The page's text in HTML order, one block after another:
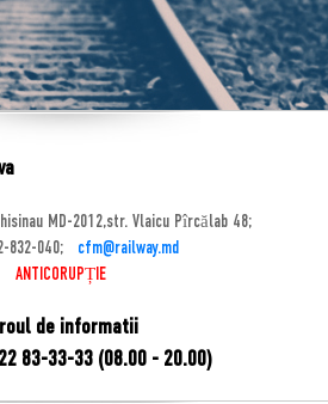
MD-2012,str. Vlaicu Pîrcălab 48;
832-040;
cfm@railway.md
ANTICORUPȚIE
de informatii
83-33-33 (08.00 - 20.00)